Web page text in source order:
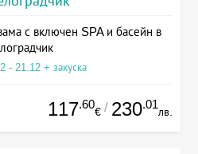
с включен SPA и басейн в
- 21.12 + закуска
117.60
€ / 230.01
лв.